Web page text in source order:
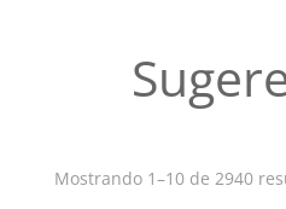
Mostrando 1–10 de 2940